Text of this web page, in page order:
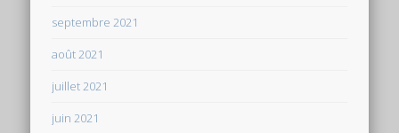
septembre 2021
août 2021
juillet 2021
juin 2021